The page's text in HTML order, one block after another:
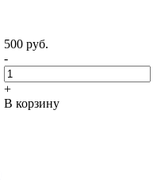
500 руб.
-
+
В корзину